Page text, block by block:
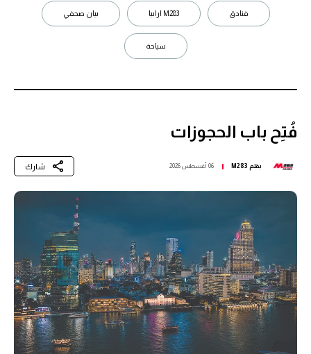
فنادق M283 ارابيا بيان صحفي
سياحة
فُتِح باب الحجوزات
بقلم M283 06 أغسطس 2026 شارك